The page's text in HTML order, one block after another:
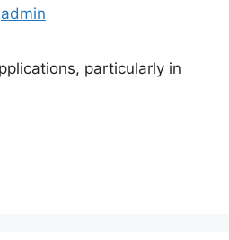
admin
particularly in